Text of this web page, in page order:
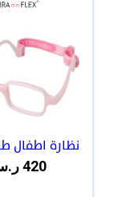
نظارة اطفال
420 ر.س.